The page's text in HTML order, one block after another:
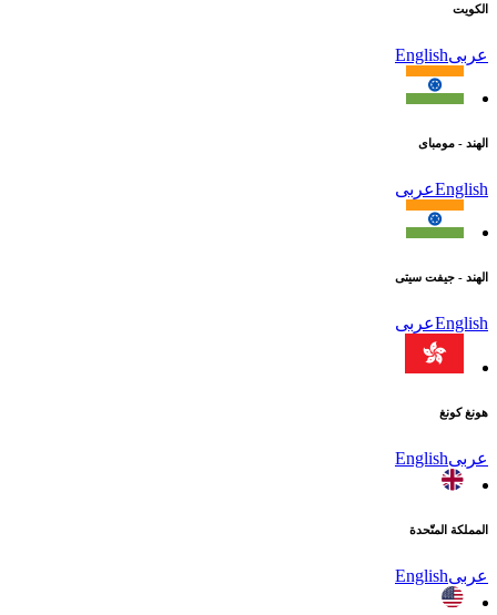
الكويت
عربى English
الهند - مومباى
Englishعربى
الهند - جيفت سيتى
Englishعربى
هونغ كونغ
عربى English
المملكة المتّحدة
عربى English